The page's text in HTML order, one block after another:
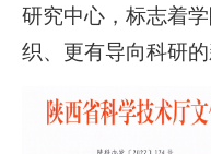
研究中心，标志着
织、更有导向科研的